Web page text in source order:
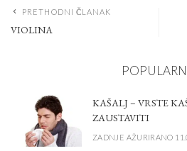
PRETHODNI ČLANAK
VIOLINA
KAŠALJ – VRSTE
ZAUSTAVITI
ZADNJE AŽURIRANO